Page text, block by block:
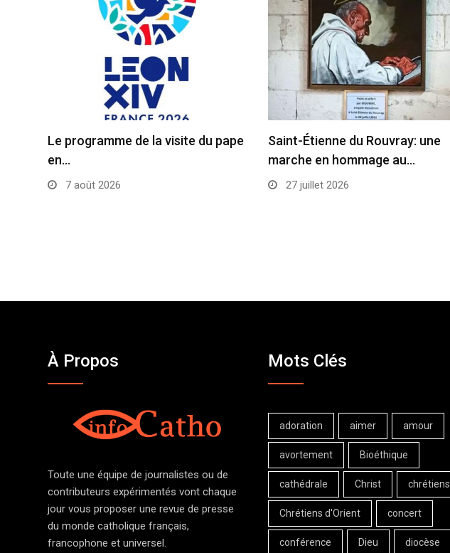
Le programme de la visite du pape
en…
7 août 2026
Saint-Étienne du Rouvray: une
marche en hommage au…
27 juillet 2026
À Propos
Toute une équipe de journalistes ou de
contributeurs expérimentés vont chaque
jour vous proposer une revue de presse
du monde catholique français,
francophone et universel.
Mots Clés
adoration aimer amour
avortement Bioéthique
cathédrale Christ chrétiens
Chrétiens d'Orient concert
conférence Dieu diocèse